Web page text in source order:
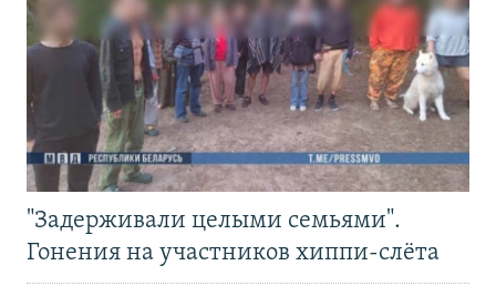
"Задерживали целыми семьями".
Гонения на участников хиппи-слёта